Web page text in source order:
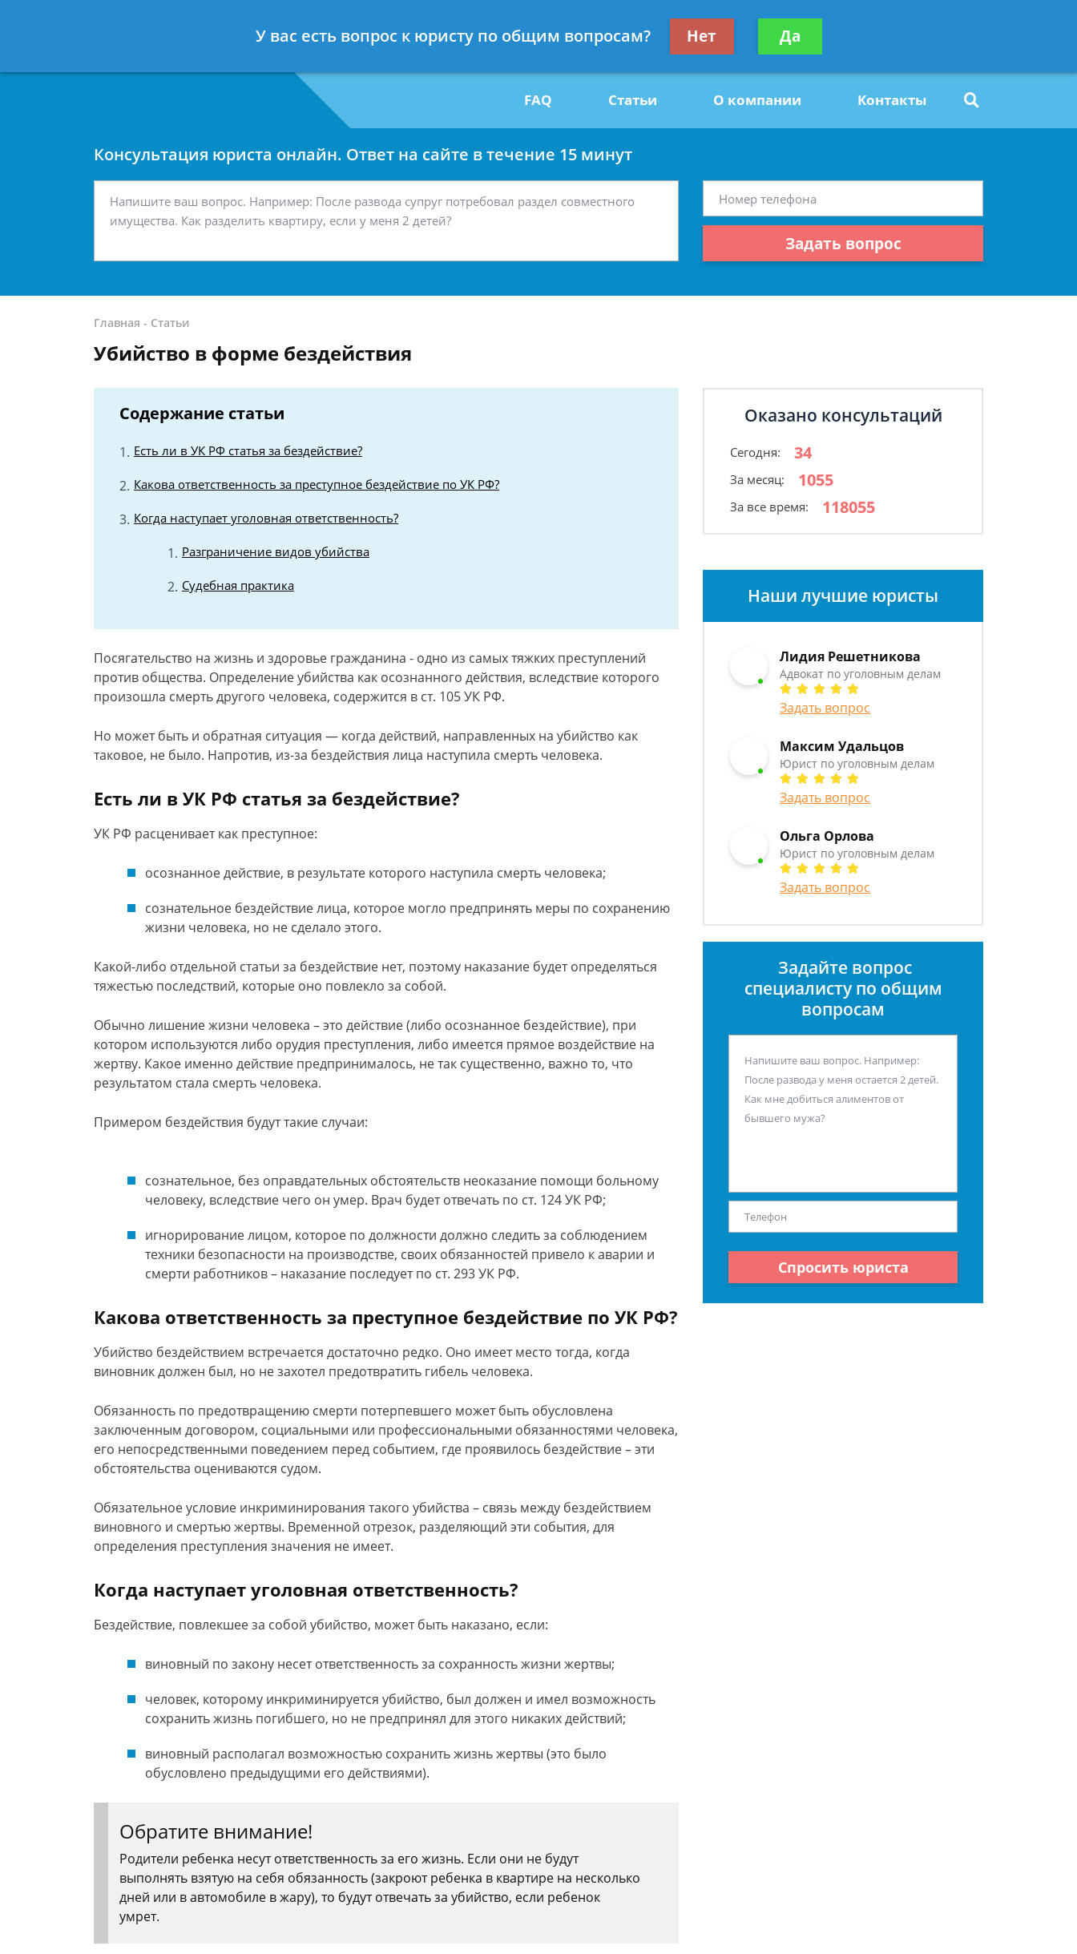
7 812 467-34-29
Получите консультацию
бесплатно
FAQ Статьи О компании Контакты
Консультация юриста онлайн. Ответ на сайте в течение 15 минут
Задать вопрос
Главная - Статьи
Убийство в форме бездействия
Содержание статьи
Есть ли в УК РФ статья за бездействие?
Какова ответственность за преступное бездействие по УК РФ?
Когда наступает уголовная ответственность?
Разграничение видов убийства
Судебная практика
Посягательство на жизнь и здоровье гражданина - одно из самых тяжких преступлений
против общества. Определение убийства как осознанного действия, вследствие которого
произошла смерть другого человека, содержится в ст. 105 УК РФ.
Но может быть и обратная ситуация — когда действий, направленных на убийство как
таковое, не было. Напротив, из-за бездействия лица наступила смерть человека.
Есть ли в УК РФ статья за бездействие?
УК РФ расценивает как преступное:
осознанное действие, в результате которого наступила смерть человека;
сознательное бездействие лица, которое могло предпринять меры по сохранению
жизни человека, но не сделало этого.
Какой-либо отдельной статьи за бездействие нет, поэтому наказание будет определяться
тяжестью последствий, которые оно повлекло за собой.
Обычно лишение жизни человека – это действие (либо осознанное бездействие), при
котором используются либо орудия преступления, либо имеется прямое воздействие на
жертву. Какое именно действие предпринималось, не так существенно, важно то, что
результатом стала смерть человека.
Примером бездействия будут такие случаи:
сознательное, без оправдательных обстоятельств неоказание помощи больному
человеку, вследствие чего он умер. Врач будет отвечать по ст. 124 УК РФ;
игнорирование лицом, которое по должности должно следить за соблюдением
техники безопасности на производстве, своих обязанностей привело к аварии и
смерти работников – наказание последует по ст. 293 УК РФ.
Какова ответственность за преступное бездействие по УК РФ?
Убийство бездействием встречается достаточно редко. Оно имеет место тогда, когда
виновник должен был, но не захотел предотвратить гибель человека.
Обязанность по предотвращению смерти потерпевшего может быть обусловлена
заключенным договором, социальными или профессиональными обязанностями человека,
его непосредственными поведением перед событием, где проявилось бездействие – эти
обстоятельства оцениваются судом.
Обязательное условие инкриминирования такого убийства – связь между бездействием
виновного и смертью жертвы. Временной отрезок, разделяющий эти события, для
определения преступления значения не имеет.
Когда наступает уголовная ответственность?
Бездействие, повлекшее за собой убийство, может быть наказано, если:
виновный по закону несет ответственность за сохранность жизни жертвы;
человек, которому инкриминируется убийство, был должен и имел возможность
сохранить жизнь погибшего, но не предпринял для этого никаких действий;
виновный располагал возможностью сохранить жизнь жертвы (это было
обусловлено предыдущими его действиями).
Обратите внимание!
Родители ребенка несут ответственность за его жизнь. Если они не будут
выполнять взятую на себя обязанность (закроют ребенка в квартире на несколько
дней или в автомобиле в жару), то будут отвечать за убийство, если ребенок
умрет.
Оказано консультаций
Сегодня: 34
За месяц: 1055
За все время: 118055
Наши лучшие юристы
Лидия Решетникова
Адвокат по уголовным делам
Задать вопрос
Максим Удальцов
Юрист по уголовным делам
Задать вопрос
Ольга Орлова
Юрист по уголовным делам
Задать вопрос
Задайте вопрос
специалисту по общим
вопросам
Спросить юриста
У вас есть вопрос к юристу по общим вопросам? Нет Да